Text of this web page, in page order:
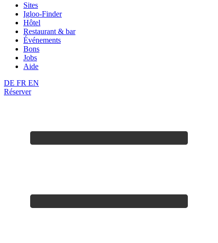
Sites
Igloo-Finder
Hôtel
Restaurant & bar
Événements
Bons
Jobs
Aide
DE FR EN
Réserver